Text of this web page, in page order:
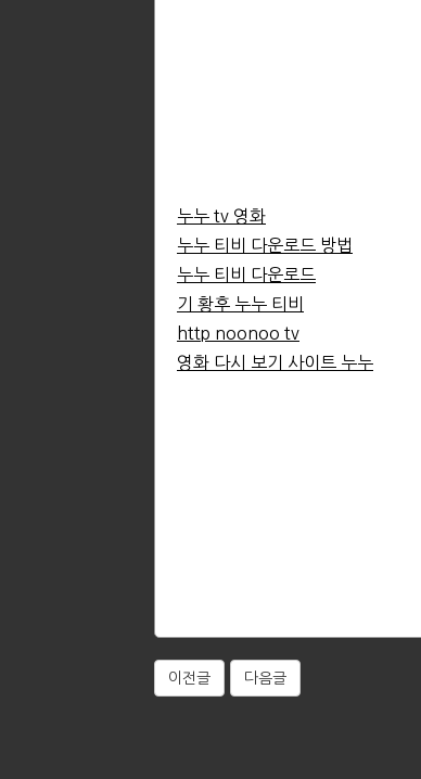
누누 tv 영화
누누 티비 다운로드 방법
누누 티비 다운로드
기 황후 누누 티비
http noonoo tv
영화 다시 보기 사이트 누누
이전글 다음글